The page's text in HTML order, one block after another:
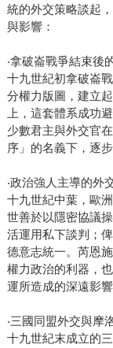
統的外交策略談起
與影響：
‧拿破崙戰爭結束後
十九世紀初拿破崙
分權力版圖，建立
上，這套體系成功
少數君主與外交官
序」的名義下，逐
‧政治強人主導的外
十九世紀中葉，歐
世善於以隱密協議
活運用私下談判；
德意志統一。芮恩
權力政治的利器，
運所造成的深遠影響
‧三國同盟外交與摩
十九世紀末成立的